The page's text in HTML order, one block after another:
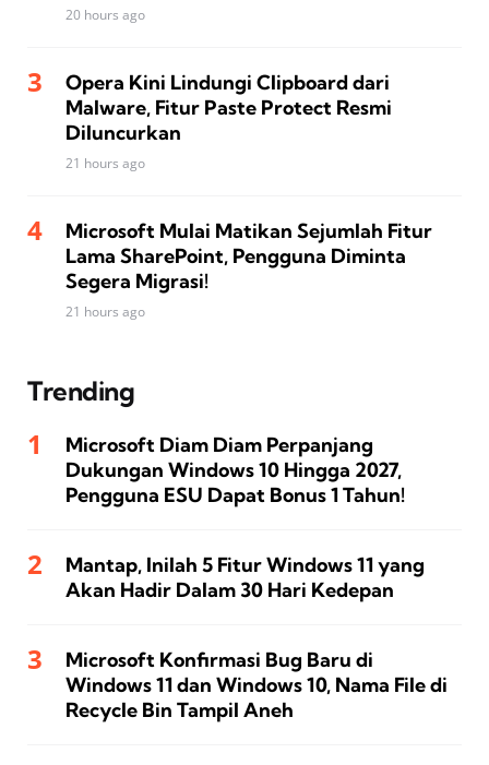
20 hours ago
Opera Kini Lindungi Clipboard dari
Malware, Fitur Paste Protect Resmi
Diluncurkan
21 hours ago
Microsoft Mulai Matikan Sejumlah Fitur
Lama SharePoint, Pengguna Diminta
Segera Migrasi!
21 hours ago
Trending
Microsoft Diam Diam Perpanjang
Dukungan Windows 10 Hingga 2027,
Pengguna ESU Dapat Bonus 1 Tahun!
Mantap, Inilah 5 Fitur Windows 11 yang
Akan Hadir Dalam 30 Hari Kedepan
Microsoft Konfirmasi Bug Baru di
Windows 11 dan Windows 10, Nama File di
Recycle Bin Tampil Aneh